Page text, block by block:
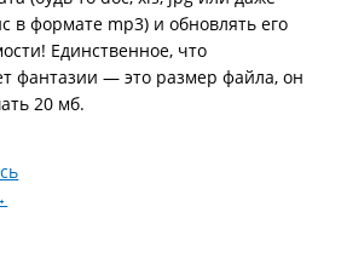
в формате mp3) и обновлять его
Единственное, что
фантазии — это размер файла, он
20 мб.